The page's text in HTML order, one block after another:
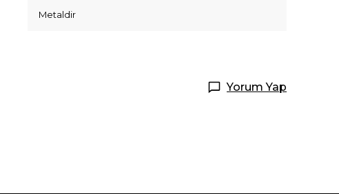
Metaldir
Yorum Yap